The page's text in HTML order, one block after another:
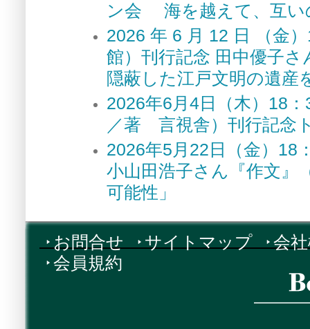
ン会 海を越えて、互い
2026 年 6 月 12 日 （金
館）刊行記念 田中優子
隠蔽した江戸文明の遺産
2026年6月4日（木）18
／著 言視舎）刊行記念
2026年5月22日（金）18
小山田浩子さん『作文』
可能性」
お問合せ サイトマップ
会
会員規約